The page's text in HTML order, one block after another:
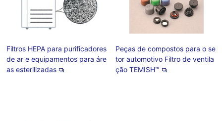
Filtros HEPA para purificadores
de ar e equipamentos para áre
as esterilizadas
Peças de compostos para o se
tor automotivo Filtro de ventila
ção TEMISH™